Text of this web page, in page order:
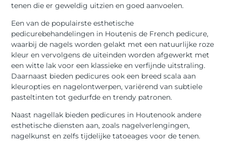
tenen die er geweldig uitzien en goed aanvoelen.
Een van de populairste esthetische
pedicurebehandelingen in Houtenis de French pedicure,
waarbij de nagels worden gelakt met een natuurlijke roze
kleur en vervolgens de uiteinden worden afgewerkt met
een witte lak voor een klassieke en verfijnde uitstraling.
Daarnaast bieden pedicures ook een breed scala aan
kleuropties en nagelontwerpen, variërend van subtiele
pasteltinten tot gedurfde en trendy patronen.
Naast nagellak bieden pedicures in Houtenook andere
esthetische diensten aan, zoals nagelverlengingen,
nagelkunst en zelfs tijdelijke tatoeages voor de tenen.